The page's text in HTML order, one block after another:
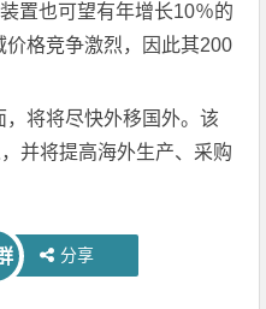
置也可望有年增长10％的
格竞争激烈，因此其200
将将尽快外移国外。该
并将提高海外生产、采购
分享